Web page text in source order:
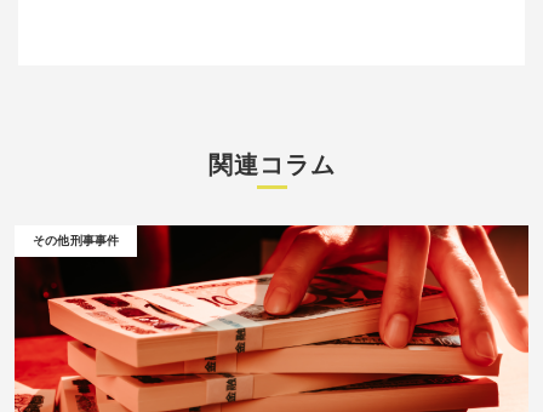
関連コラム
その他刑事事件